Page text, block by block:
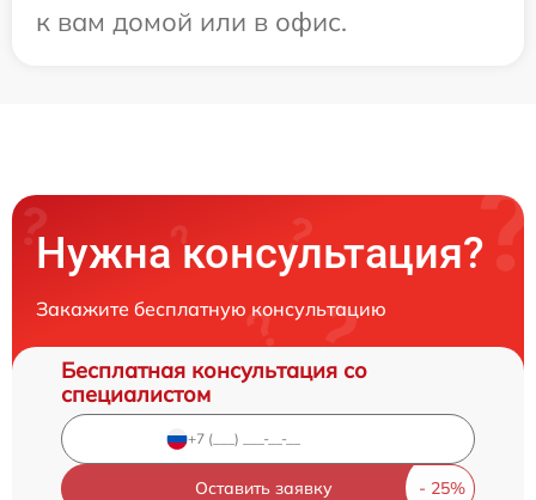
к вам домой или в офис.
Нужна консультация?
Закажите бесплатную консультацию
Бесплатная консультация со
специалистом
Оставить заявку